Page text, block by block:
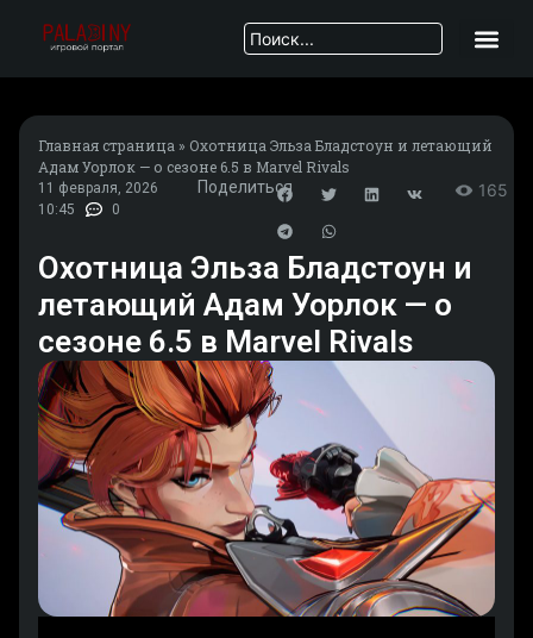
Главная страница » Охотница Эльза Бладстоун и летающий
Адам Уорлок — о сезоне 6.5 в Marvel Rivals
11 февраля, 2026
10:45
0
Поделиться 165
Охотница Эльза Бладстоун и
летающий Адам Уорлок — о
сезоне 6.5 в Marvel Rivals